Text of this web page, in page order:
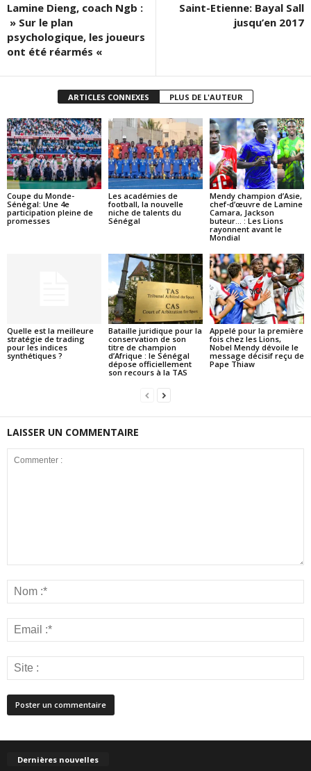
Lamine Dieng, coach Ngb :
» Sur le plan
psychologique, les joueurs
ont été réarmés «
Saint-Etienne: Bayal Sall
jusqu’en 2017
ARTICLES CONNEXES PLUS DE L'AUTEUR
Coupe du Monde-
Sénégal: Une 4e
participation pleine de
promesses
Les académies de
football, la nouvelle
niche de talents du
Sénégal
Mendy champion d’Asie,
chef-d’œuvre de Lamine
Camara, Jackson
buteur… : Les Lions
rayonnent avant le
Mondial
Quelle est la meilleure
stratégie de trading
pour les indices
synthétiques ?
Bataille juridique pour la
conservation de son
titre de champion
d’Afrique : le Sénégal
dépose officiellement
son recours à la TAS
Appelé pour la première
fois chez les Lions,
Nobel Mendy dévoile le
message décisif reçu de
Pape Thiaw
LAISSER UN COMMENTAIRE
Dernières nouvelles